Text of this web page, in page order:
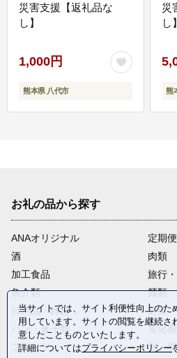
災害支援【返礼品な
し】
1,000円
熊本県 八代市
災
し】
熊
お礼の品から探す
ANAオリジナル
定期便
酒
肉類
加工食品
旅行
魚介類
麺類
日用品・雑貨
野菜
パン・菓子類
電化
フルーツ
卵・
当サイトでは、サイト利便性向上のた
用しています。サイトの閲覧を継続さ
意したことものといたします。
詳細についてはプライバシーポリシー